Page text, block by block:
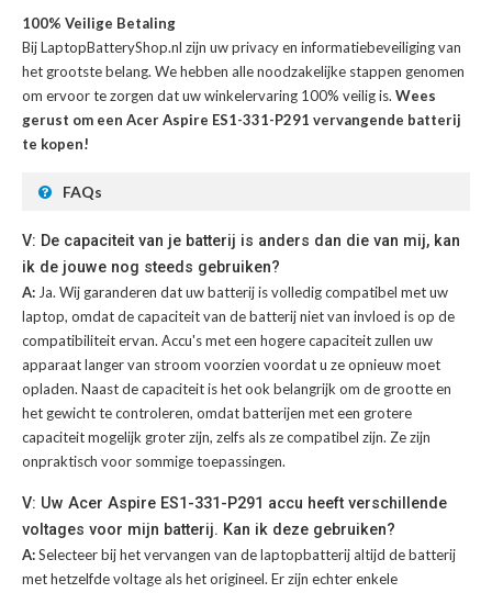
100% Veilige Betaling
Bij LaptopBatteryShop.nl zijn uw privacy en informatiebeveiliging van
het grootste belang. We hebben alle noodzakelijke stappen genomen
om ervoor te zorgen dat uw winkelervaring 100% veilig is. Wees
gerust om een Acer Aspire ES1-331-P291 vervangende batterij
te kopen!
FAQs
V: De capaciteit van je batterij is anders dan die van mij, kan
ik de jouwe nog steeds gebruiken?
A: Ja. Wij garanderen dat uw batterij is volledig compatibel met uw
laptop, omdat de capaciteit van de batterij niet van invloed is op de
compatibiliteit ervan. Accu's met een hogere capaciteit zullen uw
apparaat langer van stroom voorzien voordat u ze opnieuw moet
opladen. Naast de capaciteit is het ook belangrijk om de grootte en
het gewicht te controleren, omdat batterijen met een grotere
capaciteit mogelijk groter zijn, zelfs als ze compatibel zijn. Ze zijn
onpraktisch voor sommige toepassingen.
V: Uw Acer Aspire ES1-331-P291 accu heeft verschillende
voltages voor mijn batterij. Kan ik deze gebruiken?
A:Selecteer bij het vervangen van de laptopbatterij altijd de batterij
met hetzelfde voltage als het origineel. Er zijn echter enkele